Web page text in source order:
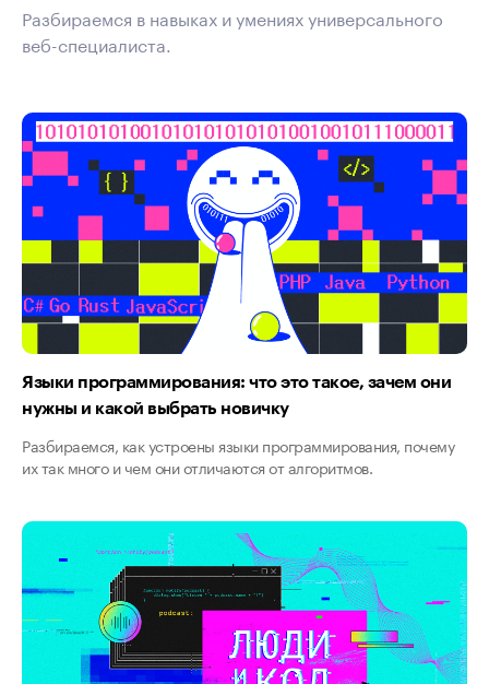
Разбираемся в навыках и умениях универсального
веб-специалиста.
Языки программирования: что это такое, зачем они
нужны и какой выбрать новичку
Разбираемся, как устроены языки программирования, почему
их так много и чем они отличаются от алгоритмов.